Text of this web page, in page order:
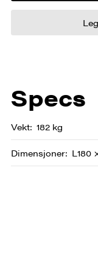
Specs
Vekt 182 kg
Dimensjoner L180